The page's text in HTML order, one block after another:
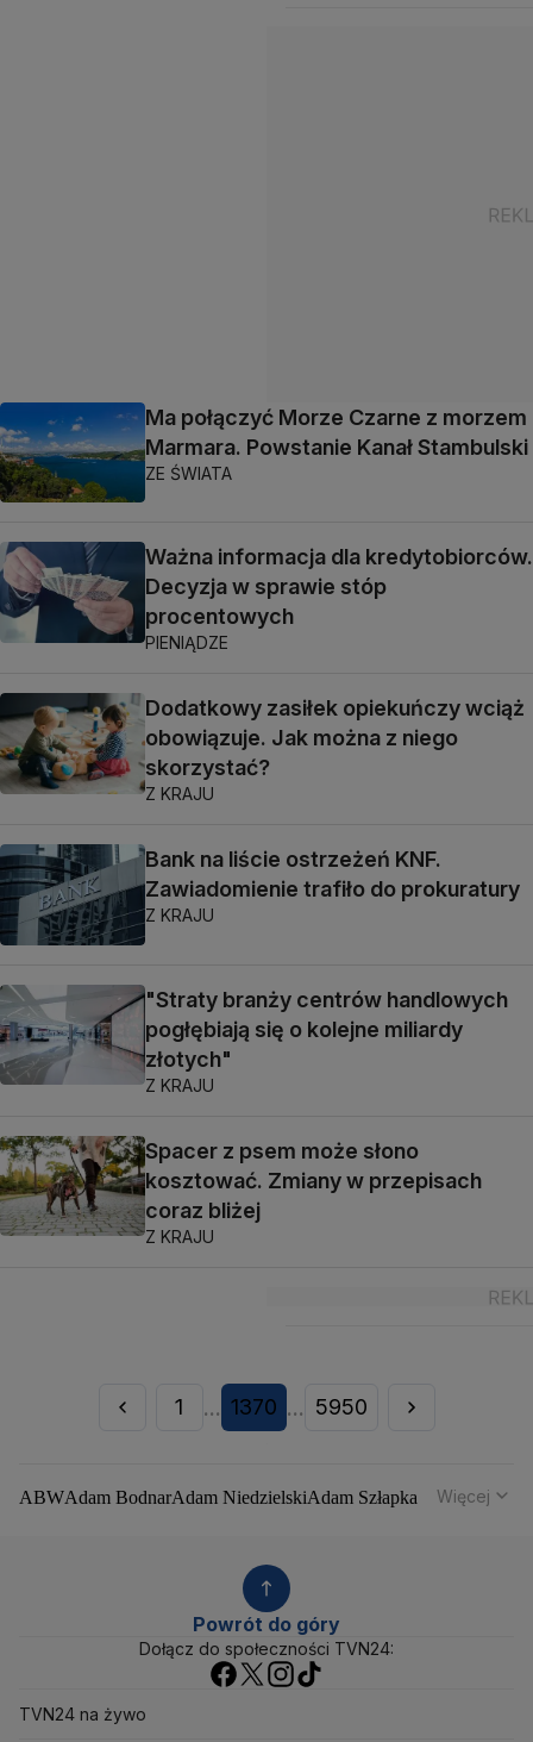
Ma połączyć Morze Czarne z morzem
Marmara. Powstanie Kanał Stambulski
ZE ŚWIATA
Ważna informacja dla kredytobiorców.
Decyzja w sprawie stóp
procentowych
PIENIĄDZE
Dodatkowy zasiłek opiekuńczy wciąż
obowiązuje. Jak można z niego
skorzystać?
Z KRAJU
Bank na liście ostrzeżeń KNF.
Zawiadomienie trafiło do prokuratury
Z KRAJU
"Straty branży centrów handlowych
pogłębiają się o kolejne miliardy
złotych"
Z KRAJU
Spacer z psem może słono
kosztować. Zmiany w przepisach
coraz bliżej
Z KRAJU
1 ... 1370 ... 5950
ABWAdam BodnarAdam NiedzielskiAdam Szłapka
Aleksander Kwaśniewski
Alert RCB
Ambasada USA w Polsce
Andrzej Duda Białoruś
Biuro Bezpieczeństwa Narodowego
BrukselaCBŚPCBA
Więcej
Powrót do góry
Dołącz do społeczności TVN24:
TVN24 na żywo